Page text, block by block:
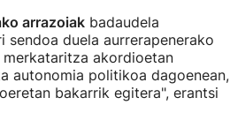
arrazoiakbadaudela
sendoa duela aurrerapenerako
akordioetan
autonomia politikoa dagoenean,
bakarrik egitera", erantsi